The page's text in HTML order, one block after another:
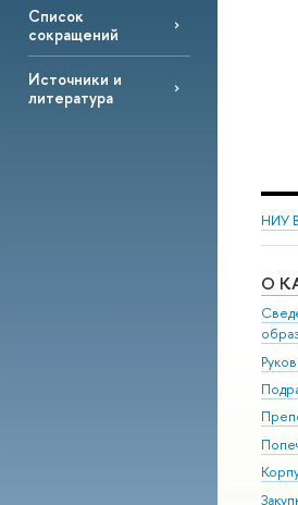
Список
сокращений
Источники и
литература
НИУ
О